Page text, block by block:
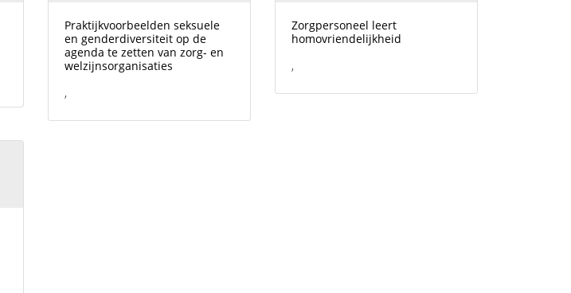
Praktijkvoorbeelden seksuele
en genderdiversiteit op de
agenda te zetten van zorg- en
welzijnsorganisaties
,
Zorgpersoneel leert
homovriendelijkheid
,